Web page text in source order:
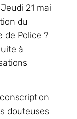
21 mai
du
de Police ?
à
douteuses